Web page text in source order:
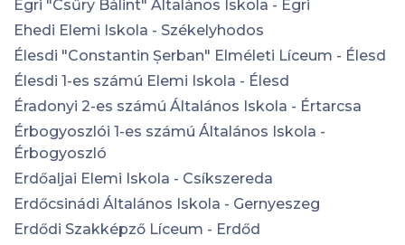
Egri "Csűry Bálint" Általános Iskola - Egri
Ehedi Elemi Iskola - Székelyhodos
Élesdi "Constantin Șerban" Elméleti Líceum - Élesd
Élesdi 1-es számú Elemi Iskola - Élesd
Éradonyi 2-es számú Általános Iskola - Értarcsa
Érbogyoszlói 1-es számú Általános Iskola -
Érbogyoszló
Erdőaljai Elemi Iskola - Csíkszereda
Erdőcsinádi Általános Iskola - Gernyeszeg
Erdődi Szakképző Líceum - Erdőd